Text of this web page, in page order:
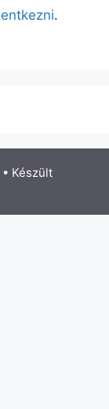
.
Készült